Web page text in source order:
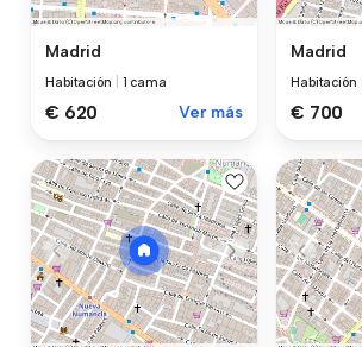
Madrid
Habitación 1 cama
€ 620 Ver más
Madrid
Habitación
€ 700